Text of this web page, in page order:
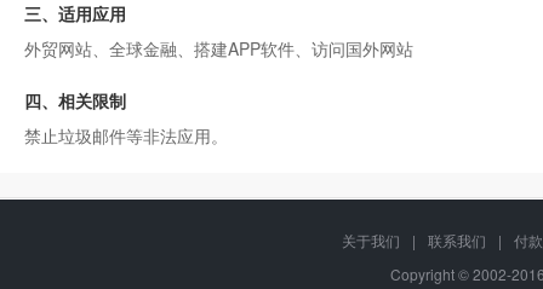
三、适用应用
外贸网站、全球金融、搭建APP软件、访问国外网站
四、相关限制
禁止垃圾邮件等非法应用。
关于我们 | 联系我们 |
付
Copyright © 2002-